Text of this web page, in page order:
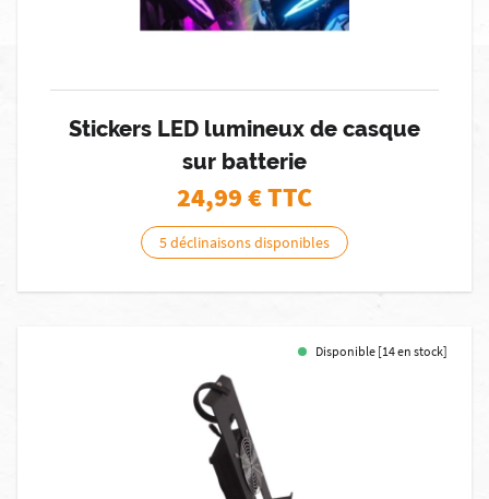
Stickers LED lumineux de casque
sur batterie
24,99€ TTC
5 déclinaisons disponibles
Disponible [14 en stock]